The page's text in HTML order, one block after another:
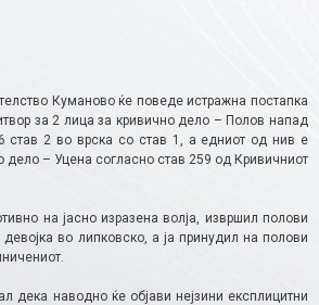
Куманово ќе поведе истражна постапка
за 2 лица за кривично дело – Полов напад
став 2 во врска со став 1, а едниот од нив е
дело – Уцена согласно став 259 од Кривичниот
на јасно изразена волја, извршил полови
девојка во липковско, а ја принудил на полови
дека наводно ќе објави нејзини експлицитни